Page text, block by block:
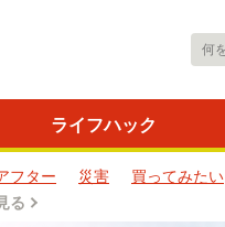
ライフハック
フター 災害 買ってみたい
る